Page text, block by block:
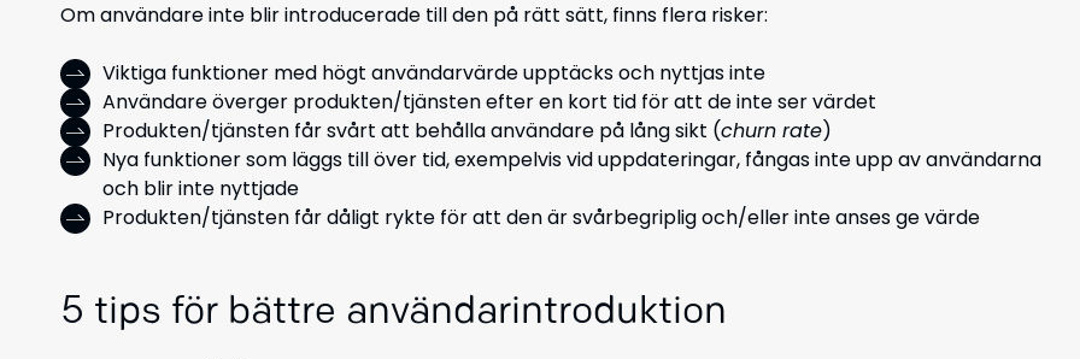
Om användare inte blir introducerade till den på rätt sätt, finns flera risker:
Viktiga funktioner med högt användarvärde upptäcks och nyttjas inte
Användare överger produkten/tjänsten efter en kort tid för att de inte ser värdet
Produkten/tjänsten får svårt att behålla användare på lång sikt (churn rate)
Nya funktioner som läggs till över tid, exempelvis vid uppdateringar, fångas inte upp av användarna
och blir inte nyttjade
Produkten/tjänsten får dåligt rykte för att den är svårbegriplig och/eller inte anses ge värde
5 tips för bättre användarintroduktion